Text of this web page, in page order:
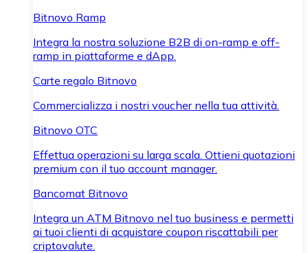
Bitnovo Ramp
Integra la nostra soluzione B2B di on-ramp e off-
ramp in piattaforme e dApp.
Carte regalo Bitnovo
Commercializza i nostri voucher nella tua attività.
Bitnovo OTC
Effettua operazioni su larga scala. Ottieni quotazioni
premium con il tuo account manager.
Bancomat Bitnovo
Integra un ATM Bitnovo nel tuo business e permetti
ai tuoi clienti di acquistare coupon riscattabili per
criptovalute.